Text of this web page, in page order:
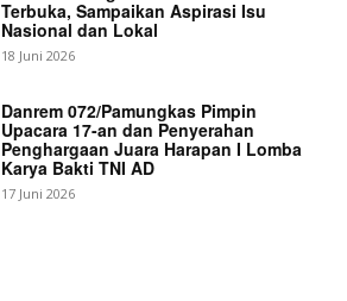
Terbuka, Sampaikan Aspirasi Isu
Nasional dan Lokal
18 Juni 2026
Danrem 072/Pamungkas Pimpin
Upacara 17-an dan Penyerahan
Penghargaan Juara Harapan I Lomba
Karya Bakti TNI AD
17 Juni 2026